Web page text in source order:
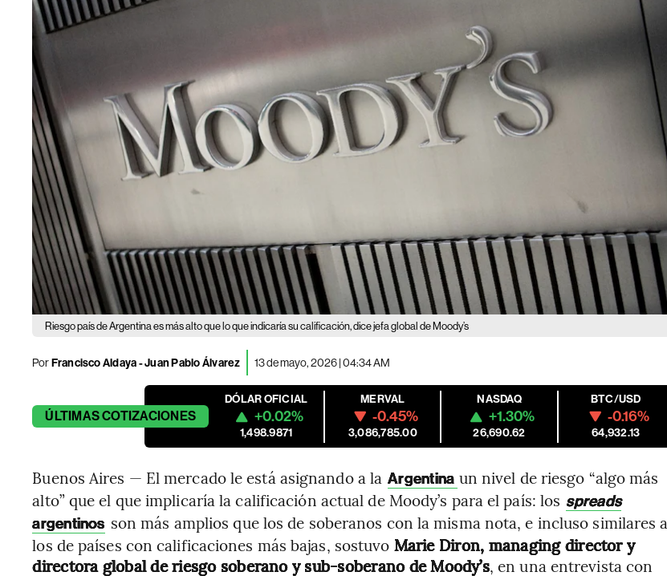
Riesgo país de Argentina es más alto que lo que indicaría su calificación, dice jefa global de Moody’s
PorFrancisco Aldaya-Juan Pablo Álvarez 13 de mayo, 2026 | 04:34 AM
ÚLTIMASCOTIZACIONES
DÓLAR OFICIAL
+0.02%
1,498.9871
MERVAL
-0.45%
3,086,785.00
NASDAQ
+1.30%
26,690.62
BTC/USD
-0.16%
64,932.13
Buenos Aires — El mercado le está asignando a la Argentina un nivel de riesgo “algo más
alto” que el que implicaría la calificación actual de Moody’s para el país: los spreads
argentinos son más amplios que los de soberanos con la misma nota, e incluso similares a
los de países con calificaciones más bajas, sostuvo Marie Diron, managing director y
directora global de riesgo soberano y sub-soberano de Moody’s, en una entrevista con